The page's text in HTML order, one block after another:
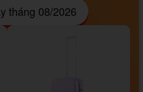
tháng 08/2026